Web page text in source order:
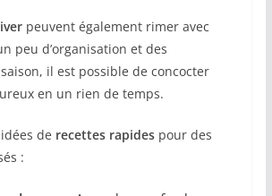
peuvent également rimer avec
peu d’organisation et des
il est possible de concocter
en un rien de temps.
de recettes rapidespour des
: